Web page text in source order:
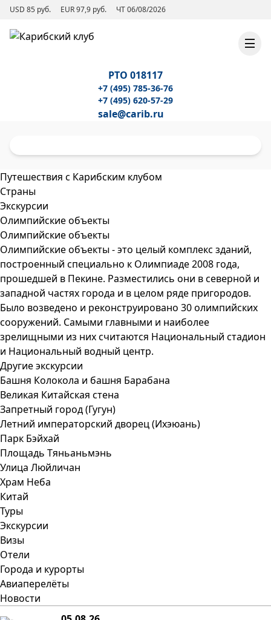
USD 85 руб. EUR 97,9 руб. ЧТ 06/08/2026
РТО 018117
+7 (495) 785-36-76
+7 (495) 620-57-29
sale@carib.ru
Путешествия с Карибским клубом
Страны
Экскурсии
Олимпийские объекты
Олимпийские объекты
Олимпийские объекты - это целый комплекс зданий,
построенный специально к Олимпиаде 2008 года,
прошедшей в Пекине. Разместились они в северной и
западной частях города и в целом ряде пригородов.
Было возведено и реконструировано 30 олимпийских
сооружений. Самыми главными и наиболее
зрелищными из них считаются Национальный стадион
и Национальный водный центр.
Другие экскурсии
Башня Колокола и башня Барабана
Великая Китайская стена
Запретный город (Гугун)
Летний императорский дворец (Ихэюань)
Парк Бэйхай
Площадь Тяньаньмэнь
Улица Люйличан
Храм Неба
Китай
Туры
Экскурсии
Визы
Отели
Города и курорты
Авиаперелёты
Новости